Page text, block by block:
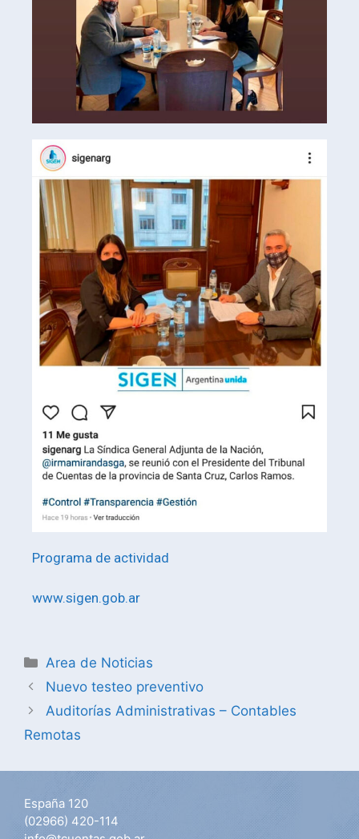
Programa de actividad
www.sigen.gob.ar
Area de Noticias
Nuevo testeo preventivo
Auditorías Administrativas – Contables
Remotas
España 120
(02966) 420-114